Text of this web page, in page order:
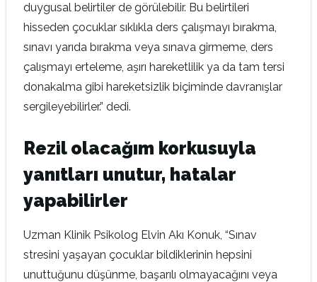
duygusal belirtiler de görülebilir. Bu belirtileri
hisseden çocuklar sıklıkla ders çalışmayı bırakma,
sınavı yarıda bırakma veya sınava girmeme, ders
çalışmayı erteleme, aşırı hareketlilik ya da tam tersi
donakalma gibi hareketsizlik biçiminde davranışlar
sergileyebilirler.” dedi.
Rezil olacağım korkusuyla
yanıtları unutur, hatalar
yapabilirler
Uzman Klinik Psikolog Elvin Akı Konuk, “Sınav
stresini yaşayan çocuklar bildiklerinin hepsini
unuttuğunu düşünme, başarılı olmayacağını veya